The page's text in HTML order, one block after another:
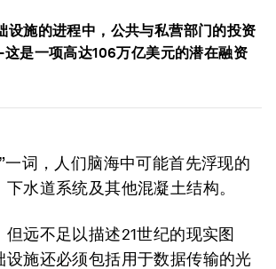
设施的进程中，公共与私营部门的投资
是一项高达106万亿美元的潜在融资
一词，人们脑海中可能首先浮现的
水道系统及其他混凝土结构。
远不足以描述21世纪的现实图
设施还必须包括用于数据传输的光